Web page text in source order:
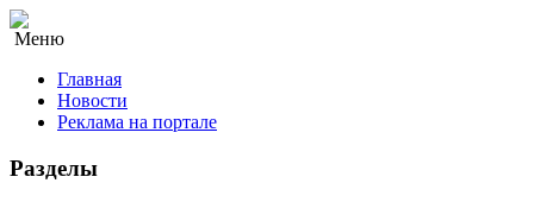
Меню
Главная
Новости
Реклама на портале
Разделы